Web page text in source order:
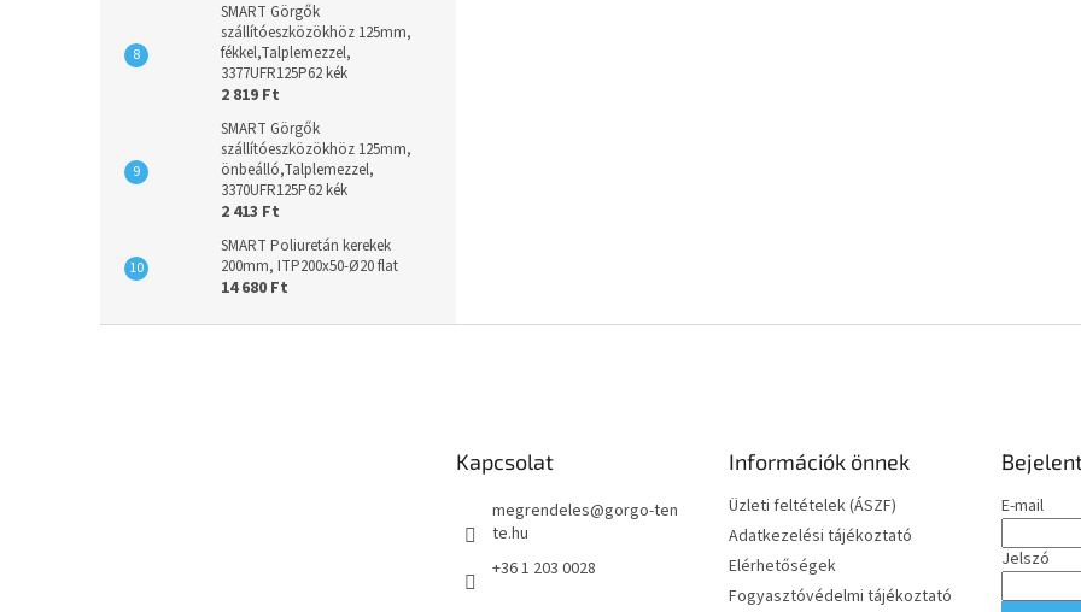
SMART Görgők
szállítóeszközökhöz 125mm,
fékkel,Talplemezzel,
3377UFR125P62 kék
2 819 Ft
SMART Görgők
szállítóeszközökhöz 125mm,
önbeálló,Talplemezzel,
3370UFR125P62 kék
2 413 Ft
SMART Poliuretán kerekek
200mm, ITP200x50-Ø20 flat
14 680 Ft
Kapcsolat
megrendeles@gorgo-ten
te.hu
+36 1 203 0028
Információk önnek
Üzleti feltételek (ÁSZF)
Adatkezelési tájékoztató
Elérhetőségek
Fogyasztóvédelmi tájékoztató
E-mail
Jelszó